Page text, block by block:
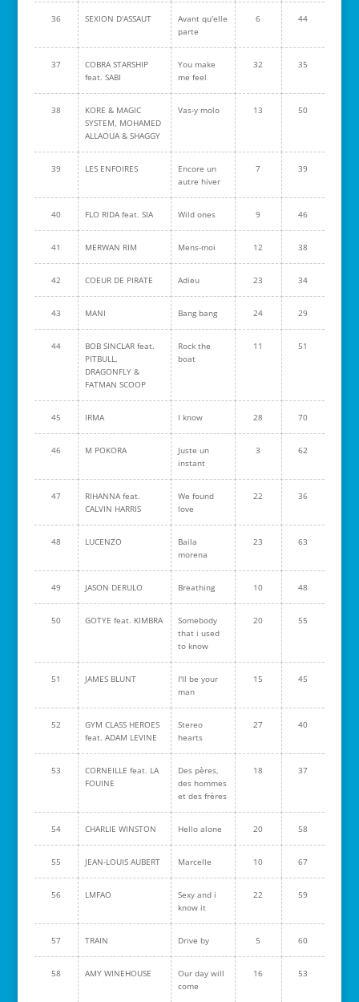
36 SEXION D'ASSAUT
Avant qu'elle
parte
6 44
37
COBRA STARSHIP
feat. SABI
You make
me feel
32 35
38
KORE & MAGIC
SYSTEM, MOHAMED
ALLAOUA & SHAGGY
Vas-y molo 13 50
39 LES ENFOIRES
Encore un
autre hiver
7 39
40 FLO RIDA feat. SIA Wild ones 9 46
41 MERWAN RIM Mens-moi 12 38
42 COEUR DE PIRATE Adieu 23 34
43 MANI Bang bang 24 29
44
BOB SINCLAR feat.
PITBULL,
DRAGONFLY &
FATMAN SCOOP
Rock the
boat
11 51
45 IRMA I know 28 70
46 M POKORA
Juste un
instant
3 62
47
RIHANNA feat.
CALVIN HARRIS
We found
love
22 36
48 LUCENZO
Baila
morena
23 63
49 JASON DERULO Breathing 10 48
50 GOTYE feat. KIMBRA
Somebody
that i used
to know
20 55
51 JAMES BLUNT
I'll be your
man
15 45
52
GYM CLASS HEROES
feat. ADAM LEVINE
Stereo
hearts
27 40
53
CORNEILLE feat. LA
FOUINE
Des pères,
des hommes
et des frères
18 37
54 CHARLIE WINSTON Hello alone 20 58
55 JEAN-LOUIS AUBERT Marcelle 10 67
56 LMFAO
Sexy and i
know it
22 59
57 TRAIN Drive by 5 60
58 AMY WINEHOUSE
Our day will
come
16 53